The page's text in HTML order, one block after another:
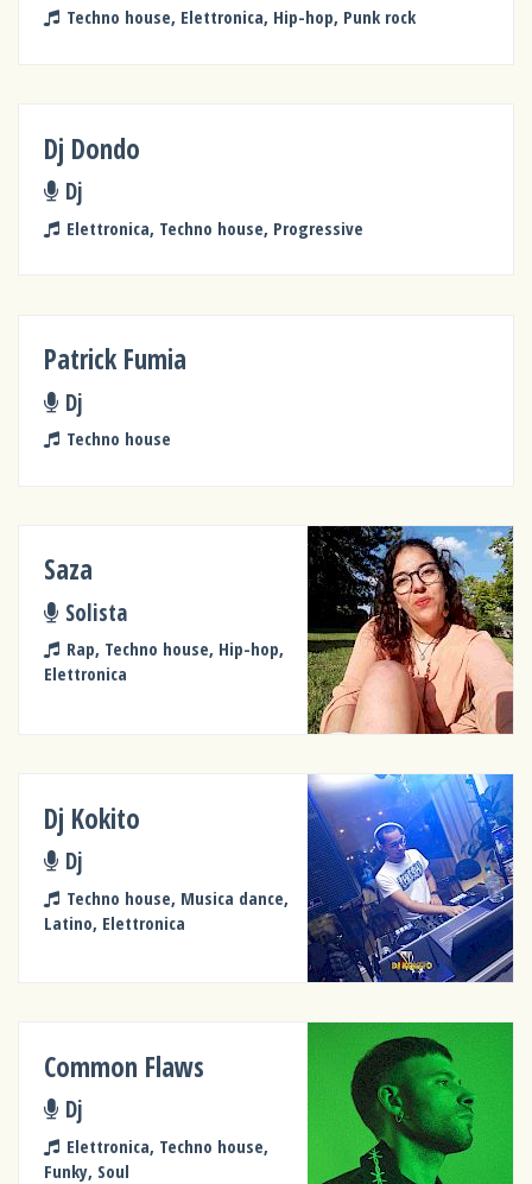
Techno house, Elettronica, Hip-hop, Punk rock
Dj Dondo
Dj
Elettronica, Techno house, Progressive
Patrick Fumia
Dj
Techno house
Saza
Solista
Rap, Techno house, Hip-hop,
Elettronica
Dj Kokito
Dj
Techno house, Musica dance,
Latino, Elettronica
Common Flaws
Dj
Elettronica, Techno house,
Funky, Soul